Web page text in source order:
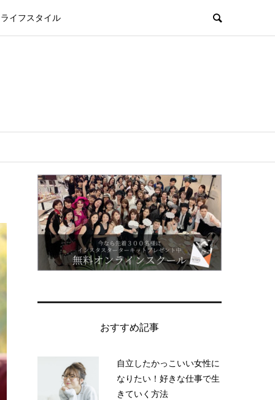
ライフスタイル
おすすめ記事
自立したかっこいい女性に
なりたい！好きな仕事で生
きていく方法